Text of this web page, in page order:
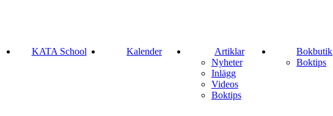
KATA School Kalender
Artiklar
Nyheter
Inlägg
Videos
Boktips
Bokbutik
Boktips